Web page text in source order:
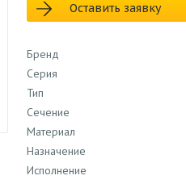
Оставить заявку
Бренд
Серия
Тип
Сечение
Материал
Назначение
Исполнение